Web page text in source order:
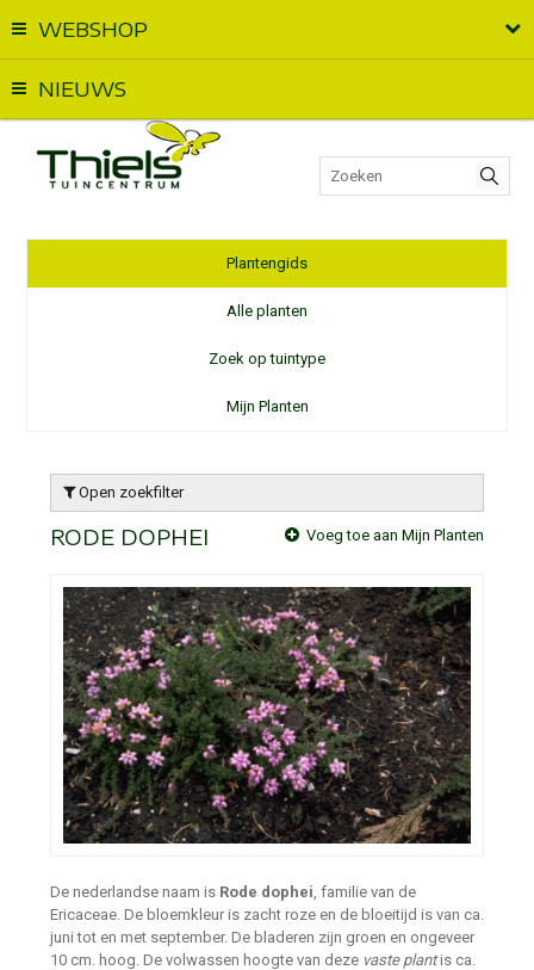
WEBSHOP
NIEUWS
Plantengids
Alle planten
Zoek op tuintype
Mijn Planten
Open zoekfilter
RODE DOPHEI Voeg toe aan Mijn Planten
De nederlandse naam is Rode dophei , familie van de
Ericaceae. De bloemkleur is zacht roze en de bloeitijd is van ca.
juni tot en met september. De bladeren zijn groen en ongeveer
10 cm. hoog. De volwassen hoogte van deze vaste plantis ca.